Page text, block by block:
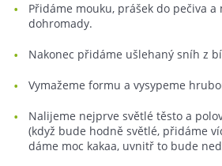
Přidáme mouku, prášek do pečiva a
dohromady.
Nakonec přidáme ušlehaný sníh z
Vymažeme formu a vysypeme
Nalijeme nejprve světlé těsto a
(když bude hodně světlé, přidáme
dáme moc kakaa, uvnitř to bude